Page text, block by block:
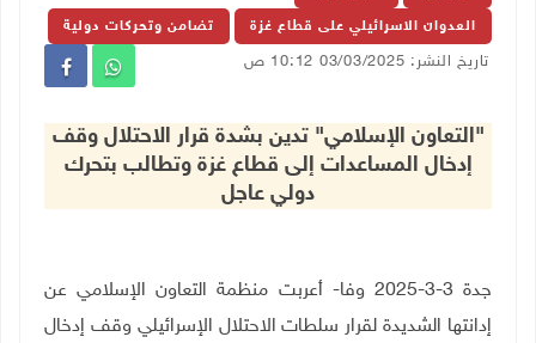
العدوان الاسرائيلي على قطاع غزة تضامن وتحركات دولية
تاريخ النشر: 03/03/2025 10:12 ص
"التعاون الإسلامي" تدين بشدة قرار الاحتلال وقف
إدخال المساعدات إلى قطاع غزة وتطالب بتحرك
دولي عاجل
جدة 3-3-2025 وفا- أعربت منظمة التعاون الإسلامي عن
إدانتها الشديدة لقرار سلطات الاحتلال الإسرائيلي وقف إدخال